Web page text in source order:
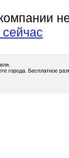
города. Бесплатное